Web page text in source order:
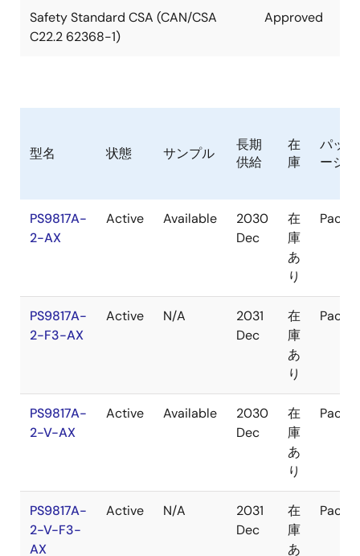
Safety Standard CSA (CAN/CSA
C22.2 62368-1)
Approved
型名 状態 サンプル
長期
供給
在
庫
パッケ
ージ
PS9817A-
2-AX
Active Available
2030
Dec
在
庫
あ
り
PS9817A-
2-F3-AX
Active N/A
2031
Dec
在
庫
あ
り
PS9817A-
2-V-AX
Active Available
2030
Dec
在
庫
あ
り
PS9817A-
2-V-F3-
AX
Active N/A
2031
Dec
在
庫
あ